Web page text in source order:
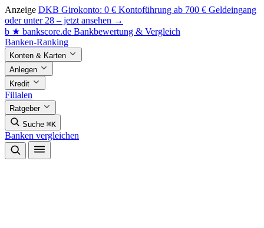
Anzeige DKB Girokonto: 0 € Kontoführung ab 700 € Geldeingang
oder unter 28 – jetzt ansehen →
b ★ bankscore.de Bankbewertung & Vergleich
Banken-Ranking
Konten & Karten
Anlegen
Kredit
Filialen
Ratgeber
Suche ⌘K
Banken vergleichen